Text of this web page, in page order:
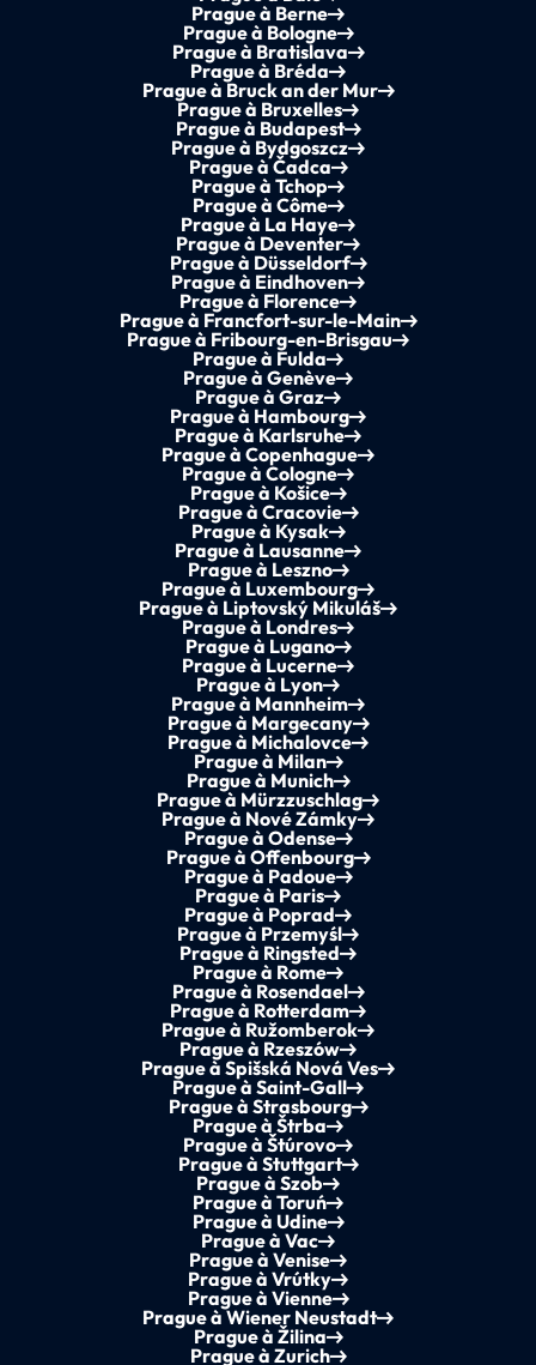
Prague à Berne
Prague à Bologne
Prague à Bratislava
Prague à Bréda
Prague à Bruck an der Mur
Prague à Bruxelles
Prague à Budapest
Prague à Bydgoszcz
Prague à Čadca
Prague à Tchop
Prague à Côme
Prague à La Haye
Prague à Deventer
Prague à Düsseldorf
Prague à Eindhoven
Prague à Florence
Prague à Francfort-sur-le-Main
Prague à Fribourg-en-Brisgau
Prague à Fulda
Prague à Genève
Prague à Graz
Prague à Hambourg
Prague à Karlsruhe
Prague à Copenhague
Prague à Cologne
Prague à Košice
Prague à Cracovie
Prague à Kysak
Prague à Lausanne
Prague à Leszno
Prague à Luxembourg
Prague à Liptovský Mikuláš
Prague à Londres
Prague à Lugano
Prague à Lucerne
Prague à Lyon
Prague à Mannheim
Prague à Margecany
Prague à Michalovce
Prague à Milan
Prague à Munich
Prague à Mürzzuschlag
Prague à Nové Zámky
Prague à Odense
Prague à Offenbourg
Prague à Padoue
Prague à Paris
Prague à Poprad
Prague à Przemyśl
Prague à Ringsted
Prague à Rome
Prague à Rosendael
Prague à Rotterdam
Prague à Ružomberok
Prague à Rzeszów
Prague à Spišská Nová Ves
Prague à Saint-Gall
Prague à Strasbourg
Prague à Štrba
Prague à Štúrovo
Prague à Stuttgart
Prague à Szob
Prague à Toruń
Prague à Udine
Prague à Vac
Prague à Venise
Prague à Vrútky
Prague à Vienne
Prague à Wiener Neustadt
Prague à Žilina
Prague à Zurich